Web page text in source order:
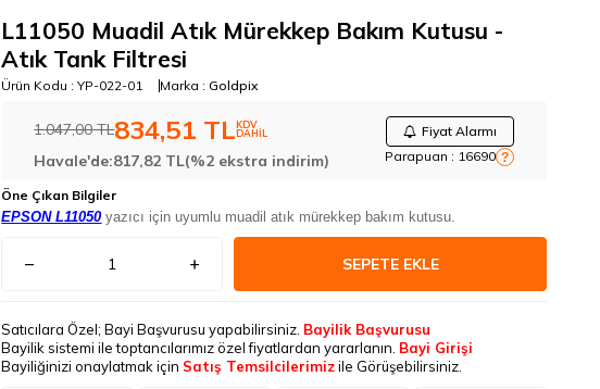
L11050 Muadil Atık Mürekkep Bakım Kutusu -
Atık Tank Filtresi
Ürün Kodu :YP-022-01 Marka :Goldpix
1.047,00TL834,51 TLKDV
DAHİL
Fiyat Alarmı
Parapuan : 16690 ?
Havale'de:817,82 TL(%2 ekstra indirim)
Öne Çıkan Bilgiler
EPSON L11050 yazıcı için uyumlu muadil atık mürekkep bakım kutusu.
SEPETE EKLE
Satıcılara Özel; Bayi Başvurusu yapabilirsiniz. Bayilik Başvurusu
Bayilik sistemi ile toptancılarımız özel fiyatlardan yararlanın. Bayi Girişi
Bayiliğinizi onaylatmak için Satış Temsilcilerimizile Görüşebilirsiniz.